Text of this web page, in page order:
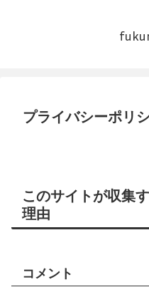
プライバシーポリ
このサイトが収集
理由
コメント